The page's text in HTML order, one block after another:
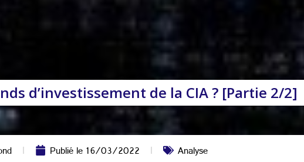
d’investissement de la CIA ? [Partie 2/2]
Publié le16/03/2022 Analyse